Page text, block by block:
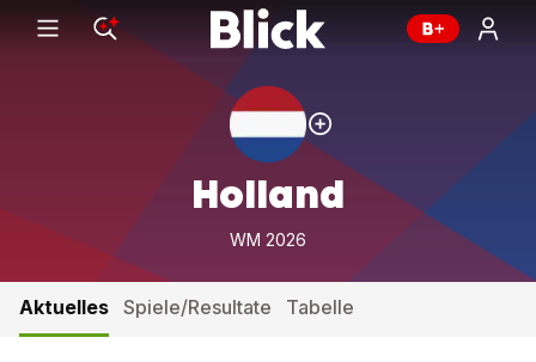
Holland
WM 2026
Aktuelles Spiele/Resultate Tabelle